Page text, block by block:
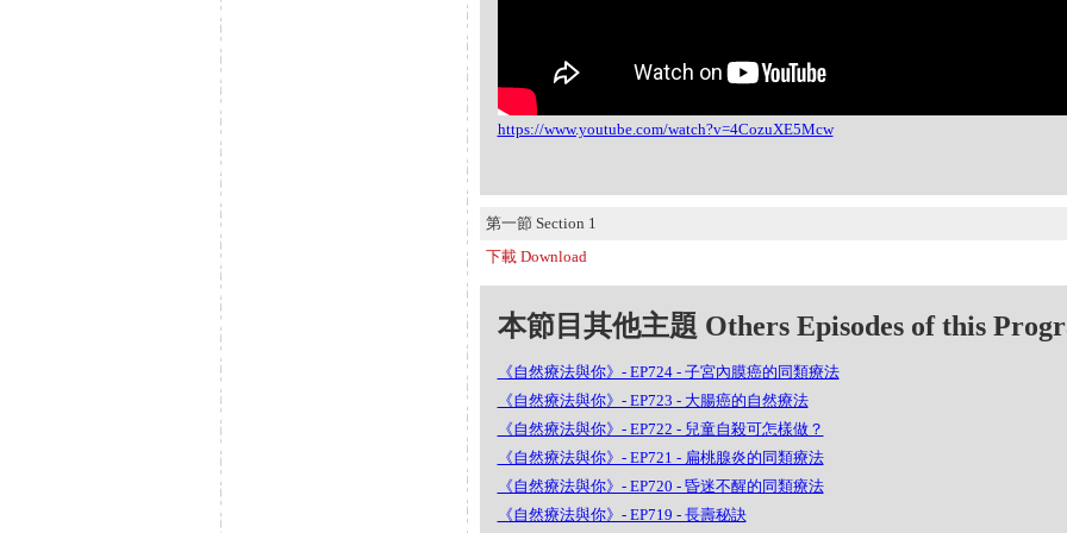
https://www.youtube.com/watch?v=4CozuXE5Mcw
第一節 Section 1
下載 Download
本節目其他主題 Others Episodes of this
《自然療法與你》- EP724 - 子宮內膜癌的同類療法
《自然療法與你》- EP723 - 大腸癌的自然療法
《自然療法與你》- EP722 - 兒童自殺可怎樣做？
《自然療法與你》- EP721 - 扁桃腺炎的同類療法
《自然療法與你》- EP720 - 昏迷不醒的同類療法
《自然療法與你》- EP719 - 長壽秘訣